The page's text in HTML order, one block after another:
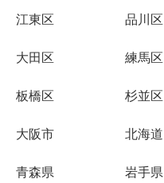
江東区 品川区
大田区 練馬区
板橋区 杉並区
大阪市 北海道
青森県 岩手県